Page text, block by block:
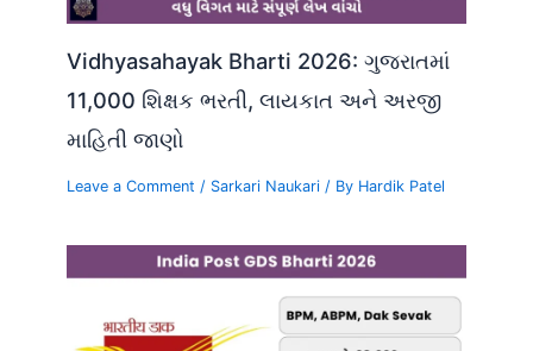
Vidhyasahayak Bharti 2026: ગુજરાતમાં
11,000 શિક્ષક ભરતી, લાયકાત અને અરજી
માહિતી જાણો
Leave a Comment / Sarkari Naukari / By Hardik Patel